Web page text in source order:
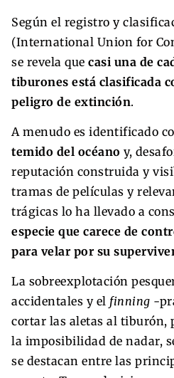
Según el registro y
(International Union for
se revela que casi una de
tiburones está clasificada
peligro de extinción.
A menudo es identificado
temido del océano y,
reputación construida y
tramas de películas y
trágicas lo ha llevado a
especie que carece de
para velar por su
La sobreexplotación
accidentales y el finning -
cortar las aletas al tiburón,
la imposibilidad de nadar,
se destacan entre las